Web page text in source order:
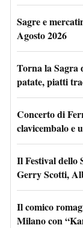
Sagre e
Agosto 2026
Torna la Sagra
patate, piatti
Concerto di
clavicembalo e
Il Festival dello
Gerry Scotti,
Il comico
Milano con